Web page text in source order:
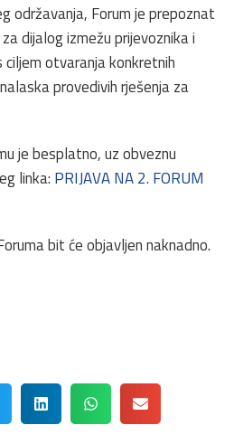
održavanja, Forum je prepoznat
dijalog izmežu prijevoznika i
otvaranja konkretnih
provedivih rješenja za
je besplatno, uz obveznu
linka: PRIJAVA NA 2. FORUM
bit će objavljen naknadno.